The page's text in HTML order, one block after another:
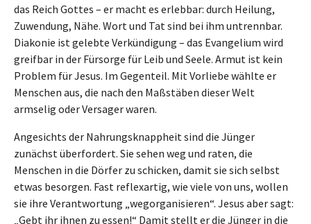
das Reich Gottes – er macht es erlebbar: durch Heilung,
Zuwendung, Nähe. Wort und Tat sind bei ihm untrennbar.
Diakonie ist gelebte Verkündigung – das Evangelium wird
greifbar in der Fürsorge für Leib und Seele. Armut ist kein
Problem für Jesus. Im Gegenteil. Mit Vorliebe wählte er
Menschen aus, die nach den Maßstäben dieser Welt
armselig oder Versager waren.
Angesichts der Nahrungsknappheit sind die Jünger
zunächst überfordert. Sie sehen weg und raten, die
Menschen in die Dörfer zu schicken, damit sie sich selbst
etwas besorgen. Fast reflexartig, wie viele von uns, wollen
sie ihre Verantwortung „wegorganisieren“. Jesus aber sagt:
„Gebt ihr ihnen zu essen!“ Damit stellt er die Jünger in die